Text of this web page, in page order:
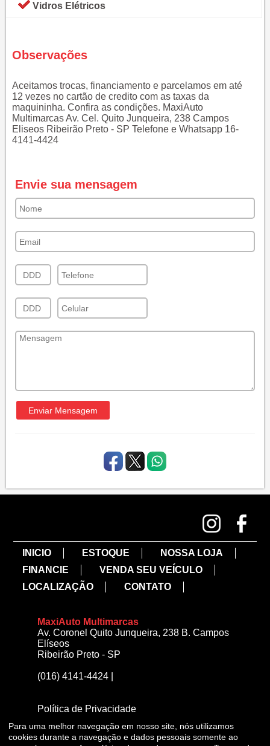
Vidros Elétricos
Observações
Aceitamos trocas, financiamento e parcelamos em até
12 vezes no cartão de credito com as taxas da
maquininha. Confira as condições. MaxiAuto
Multimarcas Av. Cel. Quito Junqueira, 238 Campos
Eliseos Ribeirão Preto - SP Telefone e Whatsapp 16-
4141-4424
Envie sua mensagem
INICIO ESTOQUE
NOSSA LOJA
FINANCIE
VENDA SEU VEÍCULO
LOCALIZAÇÃO
CONTATO
MaxiAuto Multimarcas
Av. Coronel Quito Junqueira, 238 B. Campos
Elíseos
Ribeirão Preto - SP
(016) 4141-4424
Política de Privacidade
Para uma melhor navegação em nosso site, nós utilizamos
cookies durante a navegação e dados pessoais somente ao